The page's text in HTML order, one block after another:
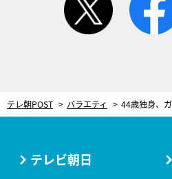
テレ朝POST バラエティ
テレビ朝日